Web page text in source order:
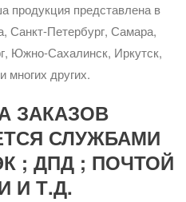
продукция представлена в
Санкт-Петербург, Самара,
Южно-Сахалинск, Иркутск,
многих других.
ЗАКАЗОВ
СЛУЖБАМИ
; ДПД ; ПОЧТОЙ
И Т.Д.